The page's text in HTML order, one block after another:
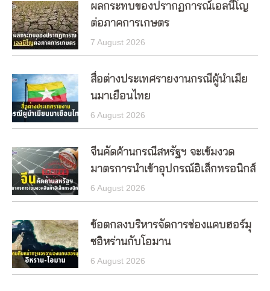
ผลกระทบของปรากฏการณ์เอลนีโญ
ต่อภาคการเกษตร
7 August 2026
สื่อต่างประเทศรายงานกรณีผู้นำเมีย
นมาเยือนไทย
6 August 2026
จีนคัดค้านกรณีสหรัฐฯ จะเข้มงวด
มาตรการนำเข้าอุปกรณ์อิเล็กทรอนิกส์
6 August 2026
ข้อตกลงบริหารจัดการช่องแคบฮอร์มุ
ซอิหร่านกับโอมาน
6 August 2026